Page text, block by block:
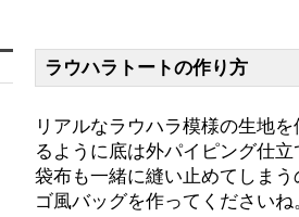
ラウハラトートの作り方
リアルなラウハラ模様の生地
るように底は外パイピング仕
袋布も一緒に縫い止めてしま
ゴ風バッグを作ってくださいね